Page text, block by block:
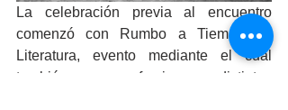
La celebración previa al encuentro
comenzó con Rumbo a Tiempo de
Literatura, evento mediante el cual
también se ofrecieron distintas